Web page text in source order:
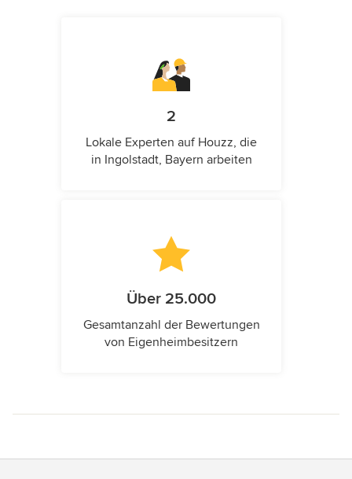
2
Lokale Experten auf Houzz, die
in Ingolstadt, Bayern arbeiten
Über 25.000
Gesamtanzahl der Bewertungen
von Eigenheimbesitzern